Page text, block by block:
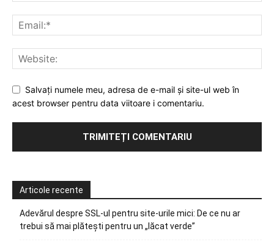
Salvați numele meu, adresa de e-mail și site-ul web în
acest browser pentru data viitoare i comentariu.
Articole recente
Adevărul despre SSL-ul pentru site-urile mici: De ce nu ar
trebui să mai plătești pentru un „lăcat verde”